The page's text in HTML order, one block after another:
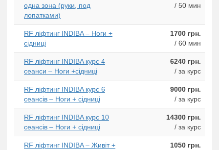
одна зона (руки, под
лопатками)
/ 50 мин
RF ліфтинг INDIBA – Ноги +
сідниці
1700 грн.
/ 60 мин
RF ліфтинг INDIBA курс 4
сеанси – Ноги +сідниці
6240 грн.
/ за курс
RF ліфтинг INDIBA курс 6
сеансів – Ноги + сідниці
9000 грн.
/ за курс
RF ліфтинг INDIBA курс 10
сеансів – Ноги + сідниці
14300 грн.
/ за курс
RF ліфтинг INDIBA – Живіт +
1050 грн.